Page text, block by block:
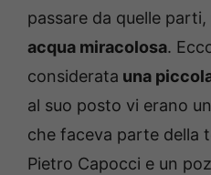
passare da quelle parti,
acqua miracolosa.
considerata una
al suo posto vi erano
che faceva parte della
Pietro Capocci e un